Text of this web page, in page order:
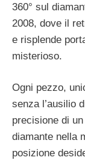
360° sul
2008, dove il
e risplende
misterioso.
Ogni pezzo,
senza l’ausilio
precisione di un
diamante nella
posizione